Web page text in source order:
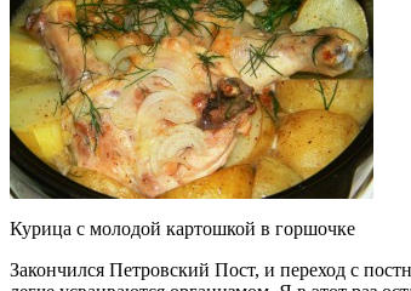
Курица с молодой картошкой в горшочке
Закончился Петровский Пост, и переход с